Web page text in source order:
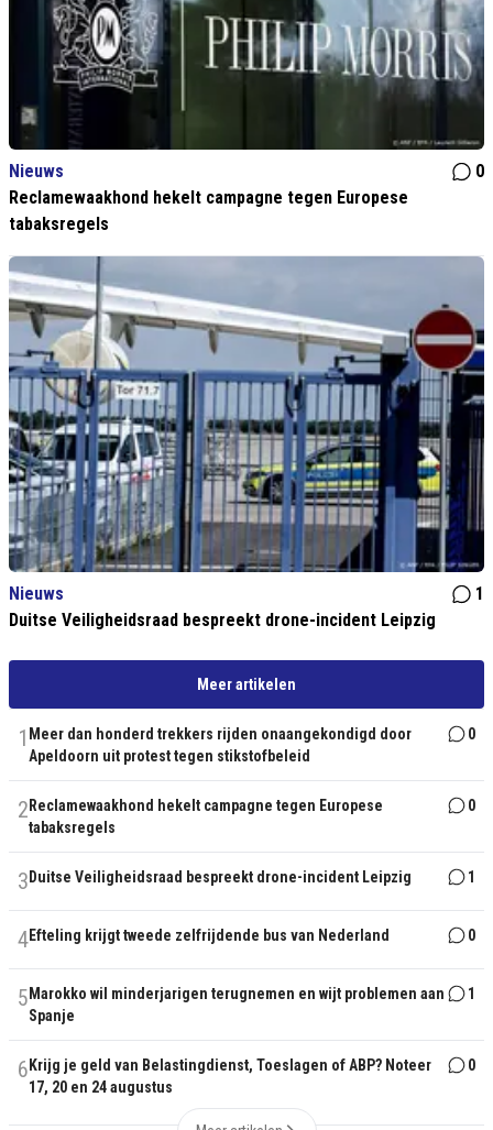
Nieuws
0
Reclamewaakhond hekelt campagne tegen Europese
tabaksregels
Nieuws
1
Duitse Veiligheidsraad bespreekt drone-incident Leipzig
Meer artikelen
1 Meer dan honderd trekkers rijden onaangekondigd door
Apeldoorn uit protest tegen stikstofbeleid
0
2 Reclamewaakhond hekelt campagne tegen Europese
tabaksregels
0
3 Duitse Veiligheidsraad bespreekt drone-incident Leipzig 1
4Efteling krijgt tweede zelfrijdende bus van Nederland 0
5 Marokko wil minderjarigen terugnemen en wijt problemen aan
Spanje
1
6 Krijg je geld van Belastingdienst, Toeslagen of ABP? Noteer
17, 20 en 24 augustus
0